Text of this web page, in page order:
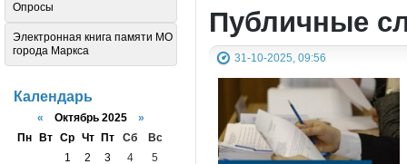
Публичные
31-10-2025, 09:56
Опросы
Электронная книга памяти МО
города Маркса
Календарь
« Октябрь 2025 »
Пн
Вт Ср Чт Пт Сб
Вс
1
2 3 4
5